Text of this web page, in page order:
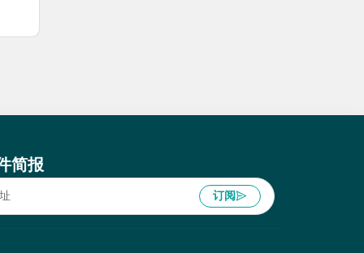
简报
订阅